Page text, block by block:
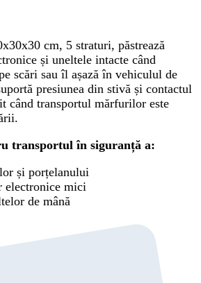
cm, 5 straturi, păstrează
și uneltele intacte când
scări sau îl așază în vehiculul de
presiunea din stivă și contactul
când transportul mărfurilor este
transportul în siguranță a:
și porțelanului
electronice mici
de mână